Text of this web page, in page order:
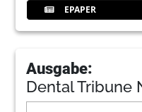
EPAPER
Ausgabe:
Dental Tribune